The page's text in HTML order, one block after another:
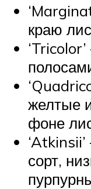
краю
желтые
фоне
сорт,